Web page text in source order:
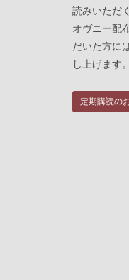
読みいただ
オヴニー配
だいた方に
し上げます。
定期購読の